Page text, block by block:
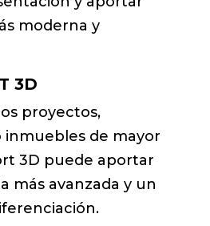
moderna y
3D
proyectos,
inmuebles de mayor
3D puede aportar
más avanzada y un